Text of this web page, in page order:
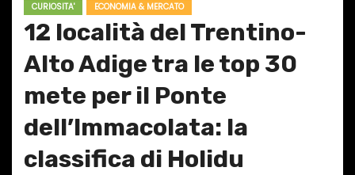
CURIOSITA' ECONOMIA & MERCATO
12 località del Trentino-
Alto Adige tra le top 30
mete per il Ponte
dell’Immacolata: la
classifica di Holidu